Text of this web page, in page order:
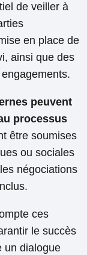
de veiller à
en place de
ainsi que des
peuvent
processus
être soumises
ou sociales
négociations
ces
le succès
un dialogue